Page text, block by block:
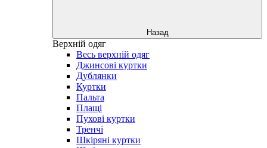
Назад
Верхній одяг
Весь верхній одяг
Джинсові куртки
Дублянки
Куртки
Пальта
Плащі
Пухові куртки
Тренчі
Шкіряні куртки